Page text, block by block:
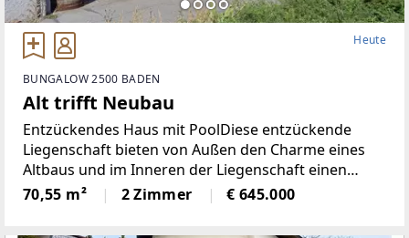
Heute
BUNGALOW 2500 BADEN
Alt trifft Neubau
Entzückendes Haus mit PoolDiese entzückende
Liegenschaft bieten von Außen den Charme eines
Altbaus und im Inneren der Liegenschaft einen
modernen Neubau.Straßenseitig blieb das alte
Gebäude erhalten und der Neubau/Bungalow
70,55 m² 2 Zimmer € 645.000